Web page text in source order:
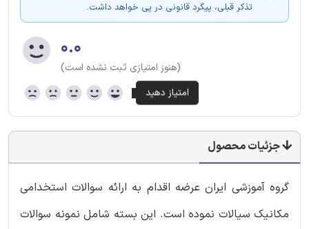
تذکر قبلی، پیگرد قانونی در پی خواهد داشت.
۰.۰
(هنوز امتیازی ثبت نشده است)
جزئیات محصول
گروه آموزشی ایران عرضه اقدام به ارائه سوالات استخدامی
مکانیک سیالات نموده است. این بسته شامل نمونه سوالات